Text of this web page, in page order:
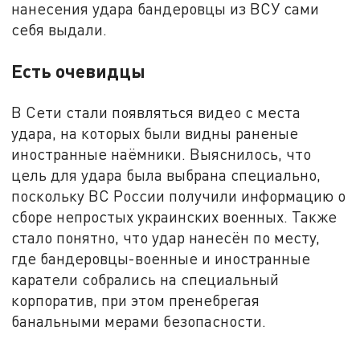
нанесения удара бандеровцы из ВСУ сами
себя выдали.
Есть очевидцы
В Сети стали появляться видео с места
удара, на которых были видны раненые
иностранные наёмники. Выяснилось, что
цель для удара была выбрана специально,
поскольку ВС России получили информацию о
сборе непростых украинских военных. Также
стало понятно, что удар нанесён по месту,
где бандеровцы-военные и иностранные
каратели собрались на специальный
корпоратив, при этом пренебрегая
банальными мерами безопасности.